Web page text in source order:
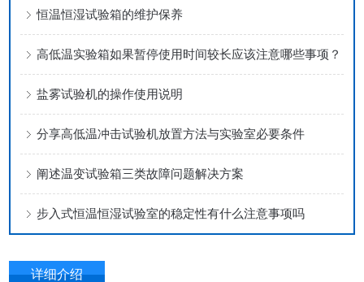
恒温恒湿试验箱的维护保养
高低温实验箱如果暂停使用时间较长应该注意哪些事项？
盐雾试验机的操作使用说明
分享高低温冲击试验机放置方法与实验室必要条件
阐述温变试验箱三类故障问题解决方案
步入式恒温恒湿试验室的稳定性有什么注意事项吗
详细介绍